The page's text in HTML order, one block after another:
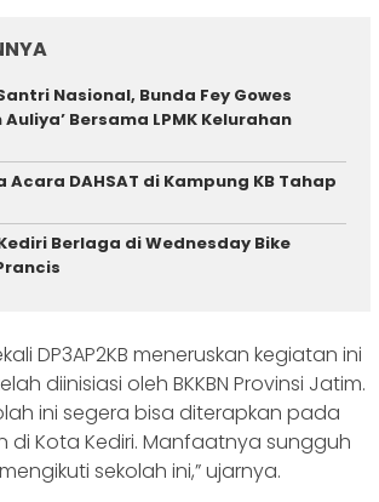
Nasional, Bunda Fey Gowes
Bersama LPMK Kelurahan
Acara DAHSAT di Kampung KB Tahap
Berlaga di Wednesday Bike
DP3AP2KB meneruskan kegiatan ini
diinisiasi oleh BKKBN Provinsi Jatim.
ini segera bisa diterapkan pada
di Kota Kediri. Manfaatnya sungguh
sekolah ini,” ujarnya.